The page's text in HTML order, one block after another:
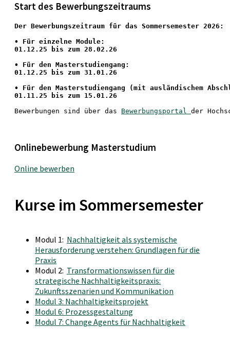
Start des Bewerbungszeitraums
Der Bewerbungszeitraum für das Sommersemester 2026:
• Für einzelne Module:
01.12.25 bis zum 28.02.26
• Für den Masterstudiengang:
01.12.25 bis zum 31.01.26
• Für den Masterstudiengang (mit ausländischem
01.11.25 bis zum 15.01.26
Bewerbungen sind über das Bewerbungsportal der
Onlinebewerbung Masterstudium
Online bewerben
Kurse im Sommersemester
Modul 1: Nachhaltigkeit als systemische
Herausforderung verstehen: Grundlagen für die
Praxis
Modul 2: Transformationswissen für die
strategische Nachhaltigkeitspraxis:
Zukunftsszenarien und Kommunikation
Modul 3: Nachhaltigkeitsprojekt
Modul 6: Prozessgestaltung
Modul 7: Change Agents für Nachhaltigkeit